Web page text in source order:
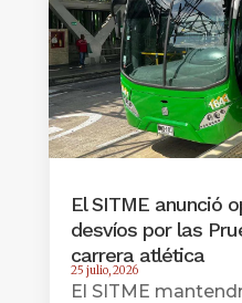
El SITME anunció
desvíos por las
carrera atlética
25 julio, 2026
El SITME